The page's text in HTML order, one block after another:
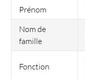
Prénom
Nom de
famille
Fonction